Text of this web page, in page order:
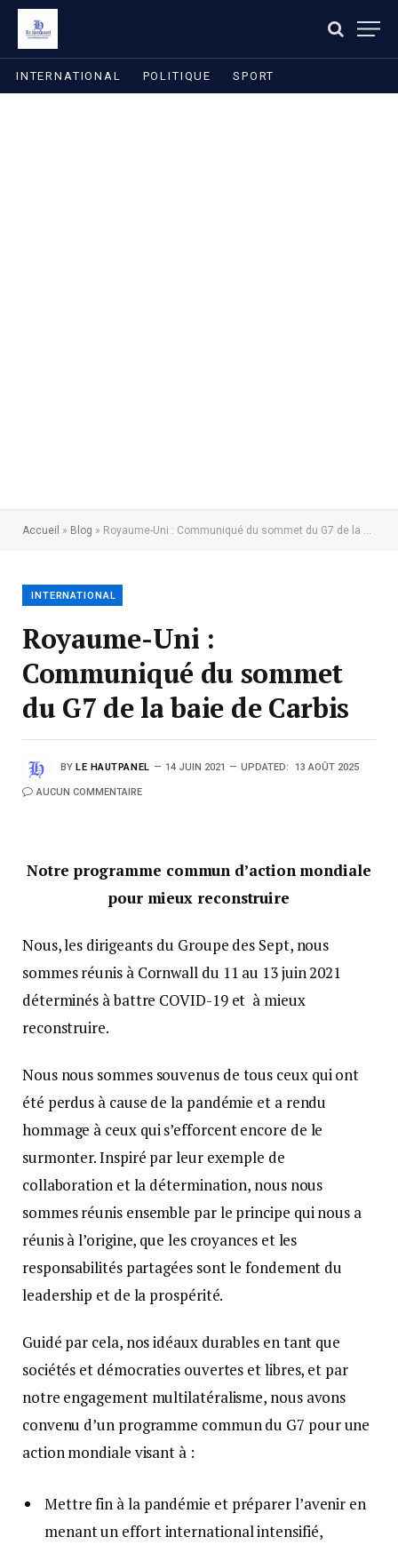
INTERNATIONAL POLITIQUE SPORT
Accueil » Blog » Royaume-Uni : Communiqué du sommet du G7 de la baie de Carbis
INTERNATIONAL
Royaume-Uni :
Communiqué du sommet
du G7 de la baie de Carbis
BY LE HAUTPANEL 14 JUIN 2021 UPDATED: 13 AOÛT 2025
AUCUN COMMENTAIRE
Notre programme commun d’action mondiale
pour mieux reconstruire
Nous, les dirigeants du Groupe des Sept, nous
sommes réunis à Cornwall du 11 au 13 juin 2021
déterminés à battre COVID-19 et à mieux
reconstruire.
Nous nous sommes souvenus de tous ceux qui ont
été perdus à cause de la pandémie et a rendu
hommage à ceux qui s’efforcent encore de le
surmonter. Inspiré par leur exemple de
collaboration et la détermination, nous nous
sommes réunis ensemble par le principe qui nous a
réunis à l’origine, que les croyances et les
responsabilités partagées sont le fondement du
leadership et de la prospérité.
Guidé par cela, nos idéaux durables en tant que
sociétés et démocraties ouvertes et libres, et par
notre engagement multilatéralisme, nous avons
convenu d’un programme commun du G7 pour une
action mondiale visant à :
Mettre fin à la pandémie et préparer l’avenir en
menant un effort international intensifié,